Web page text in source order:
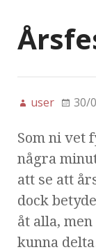
user 30/
Som ni vet
några
att se att
dock
åt alla,
kunna